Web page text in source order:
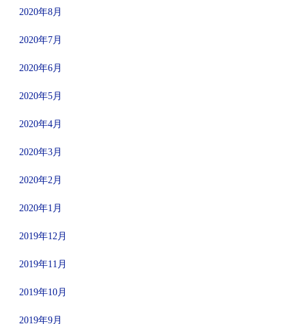
2020年8月
2020年7月
2020年6月
2020年5月
2020年4月
2020年3月
2020年2月
2020年1月
2019年12月
2019年11月
2019年10月
2019年9月